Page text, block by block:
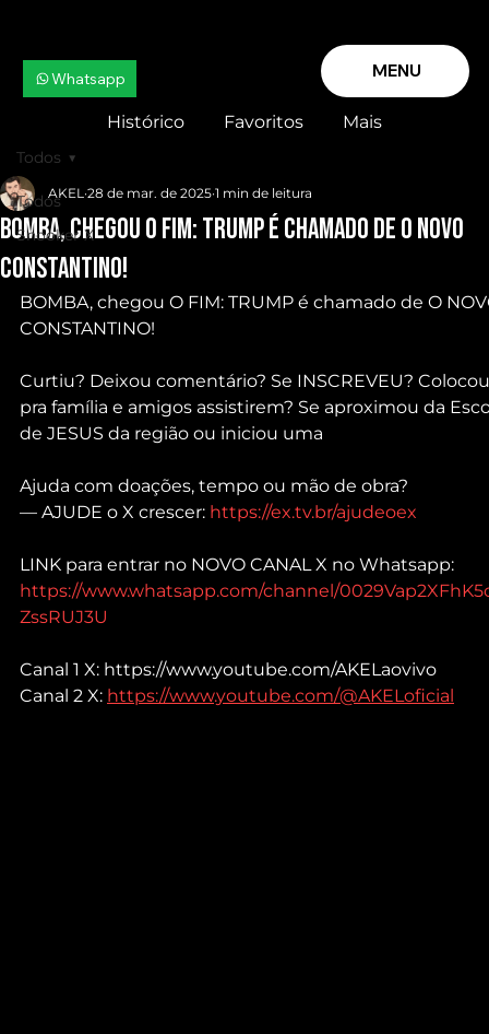
MENU
Whatsapp
Histórico Favoritos Mais
Todos
Snooker X
Todos
BOMBA, chegou O FIM: TRUMP é chamado de O NOVO
CONSTANTINO!
AKEL 28 de mar. de 2025 1 min de leitura
BOMBA, chegou O FIM: TRUMP é chamado de O
CONSTANTINO!
Curtiu? Deixou comentário? Se INSCREVEU?
pra família e amigos assistirem? Se aproximou da
de JESUS da região ou iniciou uma
Ajuda com doações, tempo ou mão de obra?
— AJUDE o X crescer: https://ex.tv.br/ajudeoex
LINK para entrar no NOVO CANAL X no Whatsapp:
https://www.whatsapp.com/channel/
ZssRUJ3U
Canal 1 X: https://www.youtube.com/AKELaovivo
Canal 2 X: https://www.youtube.com/@AKELoficial